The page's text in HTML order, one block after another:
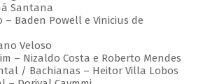
Santana
– Baden Powell e Vinicius de
Veloso
– Nizaldo Costa e Roberto Mendes
/ Bachianas – Heitor Villa Lobos